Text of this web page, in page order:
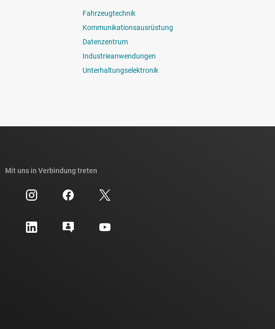
Fahrzeugtechnik
Kommunikationsausrüstung
Datenzentrum
Industrieanwendungen
Unterhaltungselektronik
Mit uns in Verbindung treten